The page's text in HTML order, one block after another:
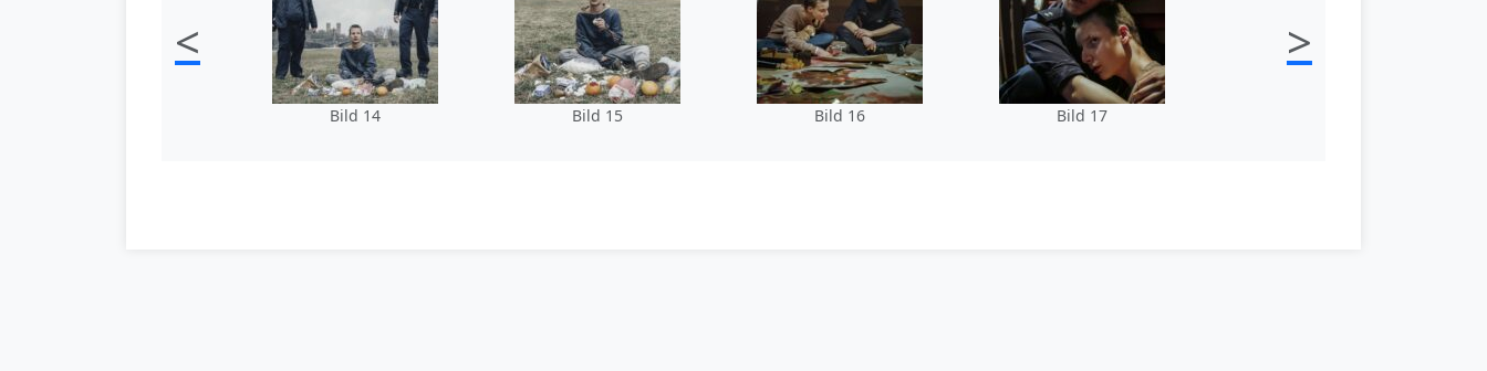
<
Bild 14 Bild 15 Bild 16 Bild 17
>